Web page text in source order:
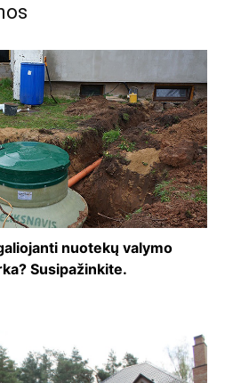
nuotekų valymo
Susipažinkite.